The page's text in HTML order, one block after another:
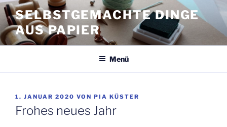
Zum
Inhalt
springen
SELBSTGEMACHTE DINGE
AUS PAPIER
Menü
VERÖFFENTLICHT
AM
1. JANUAR 2020 VON PIA KÜSTER
Frohes neues Jahr